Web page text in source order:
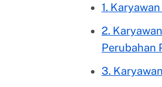
1.
2.
Perubahan
3.